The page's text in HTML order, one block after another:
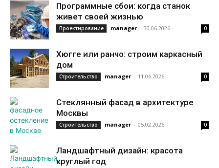
Программные сбои: когда станок
живет своей жизнью
Проектирование manager - 30.06.2026 0
Хюгге или ранчо: строим каркасный
дом
Строительство manager - 11.06.2026 0
Стеклянный фасад в архитектуре
Москвы
Строительство manager - 05.02.2026 0
Ландшафтный дизайн: красота
круглый год